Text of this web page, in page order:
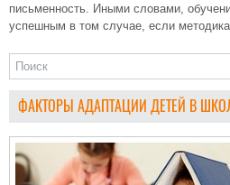
письменность. Иными словами,
успешным в том случае, если
ФАКТОРЫ АДАПТАЦИИ ДЕТЕЙ В